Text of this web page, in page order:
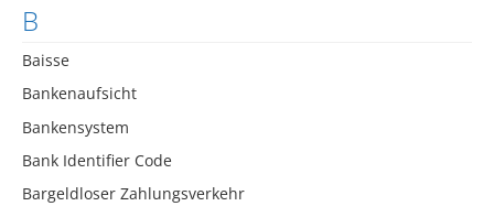
B
Baisse
Bankenaufsicht
Bankensystem
Bank Identifier Code
Bargeldloser Zahlungsverkehr